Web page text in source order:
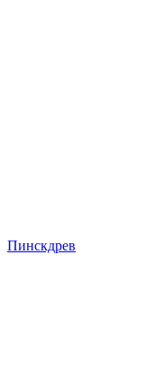
Пинскдрев